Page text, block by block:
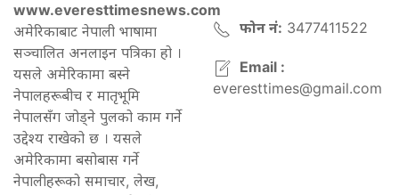
www.everesttimesnews.com
अमेरिकाबाट नेपाली भाषामा
सञ्चालित अनलाइन पत्रिका हो ।
यसले अमेरिकामा बस्ने
नेपालहरूबीच र मातृभूमि
नेपालसँग जोड्ने पुलको काम गर्ने
उद्देश्य राखेको छ । यसले
अमेरिकामा बसोबास गर्ने
नेपालीहरूको समाचार, लेख,
फोन नं: 3477411522
Email :
everesttimes@gmail.com